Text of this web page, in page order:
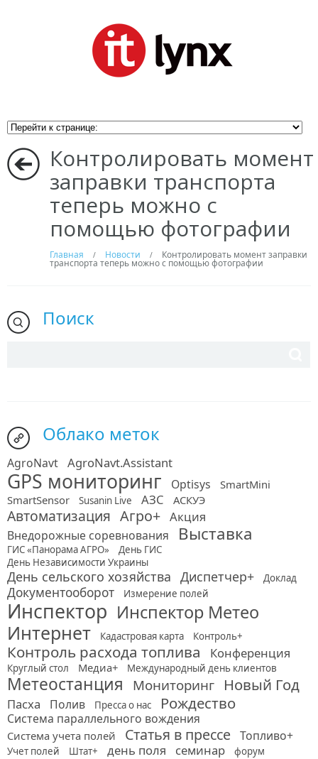
Контролировать момент
заправки транспорта
теперь можно с
помощью фотографии
Главная / Новости / Контролировать момент заправки
транспорта теперь можно с помощью фотографии
Поиск
Облако меток
AgroNavt AgroNavt.Assistant
GPS мониторинг Optisys
SmartMini
SmartSensor
Susanin Live АЗС АСКУЭ
Автоматизация Агро+ Акция
Внедорожные соревнования Выставка
ГИС «Панорама АГРО»
День ГИС
День Независимости Украины
День сельского хозяйства Диспетчер+ Доклад
Документооборот Измерение полей
Инспектор Инспектор Метео
Интернет Кадастровая карта Контроль+
Контроль расхода топлива Конференция
Круглый стол Медиа+ Международный день клиентов
Метеостанция Мониторинг Новый Год
Пасха Полив Пресса о нас Рождество
Система параллельного вождения
Система учета полей Статья в прессе Топливо+
Учет полей Штат+ день поля семинар форум